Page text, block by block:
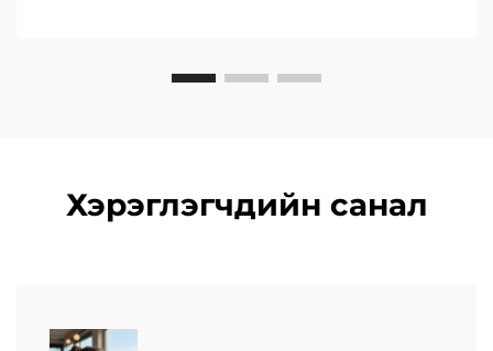
Хэрэглэгчдийн санал